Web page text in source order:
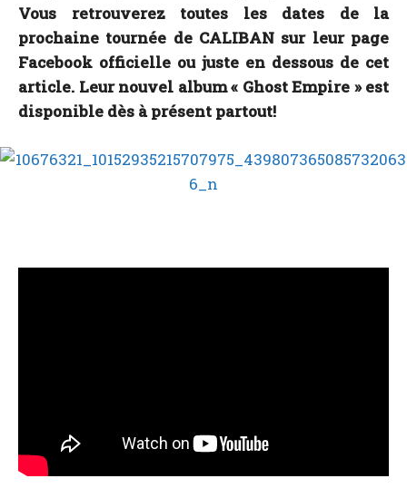
Vous retrouverez toutes les dates de la
prochaine tournée de CALIBAN sur leur page
Facebook officielle ou juste en dessous de cet
article. Leur nouvel album « Ghost Empire » est
disponible dès à présent partout!